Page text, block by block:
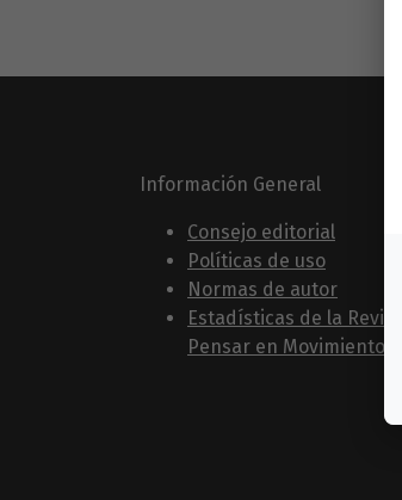
Información General
Consejo editorial
Políticas de uso
Normas de autor
Estadísticas de la Revista
Pensar en Movimiento